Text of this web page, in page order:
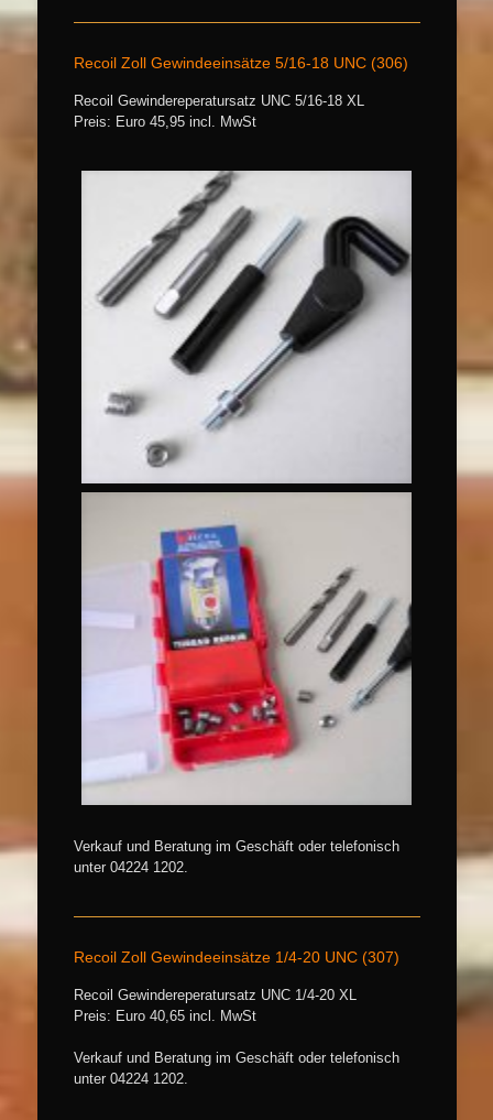
Recoil Zoll Gewindeeinsätze 5/16-18 UNC (306)
Recoil Gewindereperatursatz UNC 5/16-18 XL
Preis: Euro 45,95 incl. MwSt
Verkauf und Beratung im Geschäft oder telefonisch
unter 04224 1202.
Recoil Zoll Gewindeeinsätze 1/4-20 UNC (307)
Recoil Gewindereperatursatz UNC 1/4-20 XL
Preis: Euro 40,65 incl. MwSt
Verkauf und Beratung im Geschäft oder telefonisch
unter 04224 1202.